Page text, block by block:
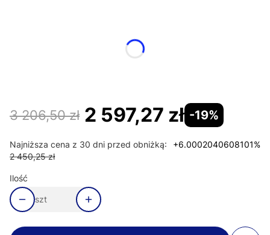
3 206,50 zł 2 597,27 zł -19%
Najniższa cena z 30 dni przed obniżką:
2 450,25 zł
+6.0002040608101%
Ilość
szt